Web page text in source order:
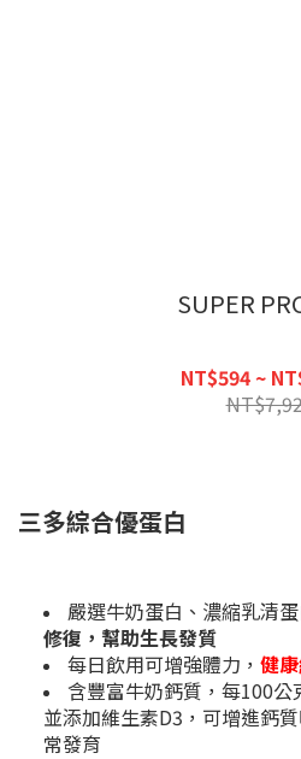
SUPER
NT$594 ~
三多綜合優蛋白
嚴選牛奶蛋白、濃縮乳清蛋
修復，幫助生長發質
每日飲用可增強體力， 健
含豐富牛奶鈣質，每100公
並添加維生素D3，可增進鈣
常發育